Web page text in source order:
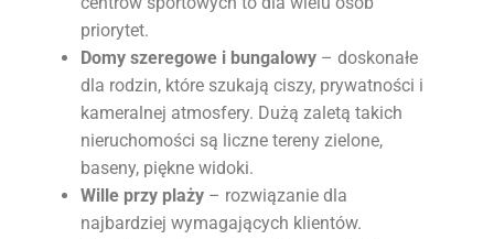
priorytet.
Domy szeregowe i bungalowy– doskonałe
dla rodzin, które szukają ciszy, prywatności i
kameralnej atmosfery. Dużą zaletą takich
nieruchomości są liczne tereny zielone,
baseny, piękne widoki.
Wille przy plaży– rozwiązanie dla
najbardziej wymagających klientów.